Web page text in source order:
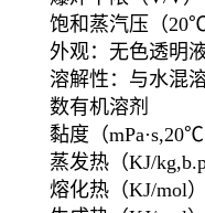
饱和蒸汽压（
外观：无色透明
溶解性：与水混
数有机溶剂
黏度（
蒸发热（KJ/
熔化热（KJ/mol